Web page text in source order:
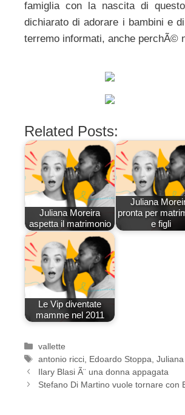
famiglia con la nascita di
dichiarato di adorare i bambini e
terremo informati, anche perchÃ©
Related Posts:
Juliana Moreira
aspetta il matrimonio
Juliana
pronta per
e figli
Le Vip diventate
mamme nel 2011
Categorie
vallette
Tag
antonio ricci Edoardo Stoppa ,
Ilary Blasi Ã¨ una donna appagata
Stefano Di Martino vuole tornare con